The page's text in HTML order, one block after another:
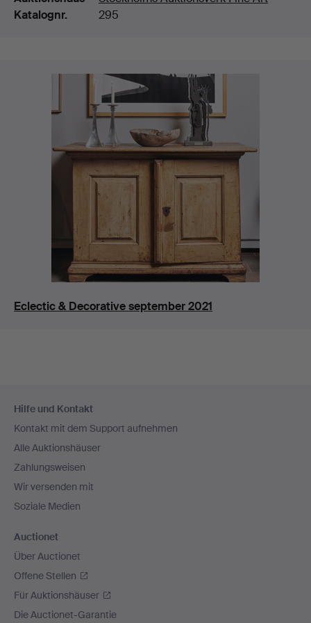
Katalognr.
295
Eclectic & Decorative september 2021
Navigation
Hilfe und Kontakt
Kontakt mit dem Support aufnehmen
Alle Auktionshäuser
Zahlungsweisen
Wir versenden mit
Soziale Medien
Auctionet
Über Auctionet
Offene Stellen
Für Auktionshäuser
Die Auctionet-Garantie